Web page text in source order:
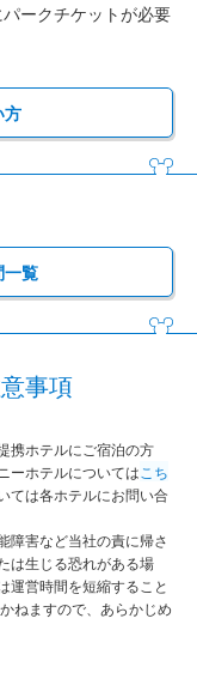
ークチケットが必要
方
一覧
事項
携ホテルにご宿泊の方
ーホテルについては こち
ては各ホテルにお問い合
障害など当社の責に帰さ
は生じる恐れがある場
運営時間を短縮すること
ねますので、あらかじめ